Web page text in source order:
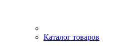
Каталог товаров